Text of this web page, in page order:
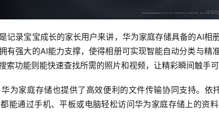
记录宝宝成长的家长用户来讲，华为家庭存储具备的AI相
有强大的AI能力支撑，使得相册可实现智能自动分类与精
索功能则能快速查找所需的照片和视频，让精彩瞬间触手可
为家庭存储也提供了高效便利的文件传输协同支持。依
能通过手机、平板或电脑轻松访问华为家庭存储上的资